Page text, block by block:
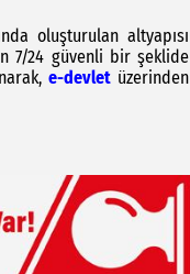
oluşturulan altyapısı
7/24 güvenli bir şeklide
e-devlet üzerinden